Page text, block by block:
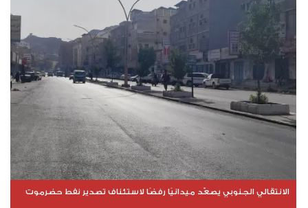
الانتقالي الجنوبي يصعّد ميدانيًا رفضًا لاستئناف تصدير نفط حضرموت